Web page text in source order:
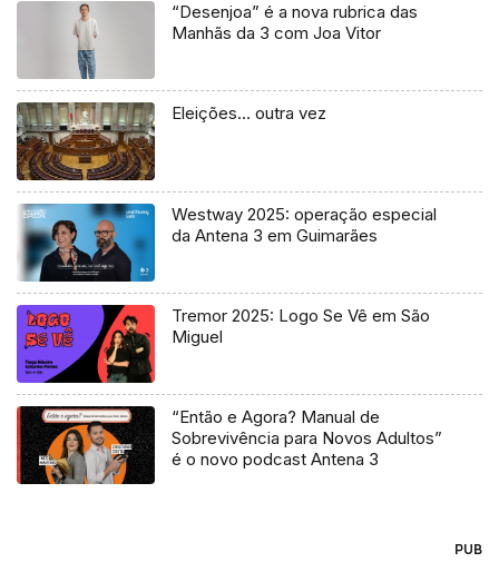
“Desenjoa” é a nova rubrica das
Manhãs da 3 com Joa Vitor
Eleições… outra vez
Westway 2025: operação especial
da Antena 3 em Guimarães
Tremor 2025: Logo Se Vê em São
Miguel
“Então e Agora? Manual de
Sobrevivência para Novos Adultos”
é o novo podcast Antena 3
PUB